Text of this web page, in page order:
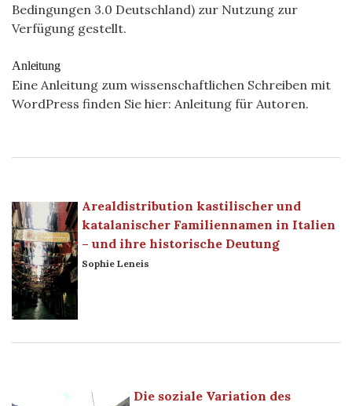
Bedingungen 3.0 Deutschland) zur Nutzung zur
Verfügung gestellt.
Anleitung
Eine Anleitung zum wissenschaftlichen Schreiben mit
WordPress finden Sie hier: Anleitung für Autoren.
Arealdistribution kastilischer und
katalanischer Familiennamen in Italien
– und ihre historische Deutung
Sophie Leneis
Die soziale Variation des